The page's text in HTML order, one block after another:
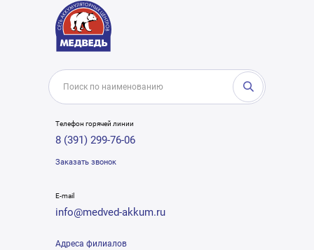
Телефон горячей линии
8 (391) 299-76-06
Заказать звонок
E-mail
info@medved-akkum.ru
Адреса филиалов